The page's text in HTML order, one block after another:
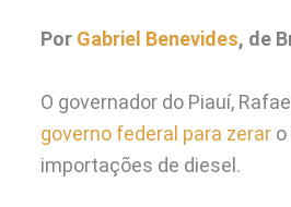
Por Gabriel Benevides, de
O governador do Piauí,
governo federal para zerar
importações de diesel.